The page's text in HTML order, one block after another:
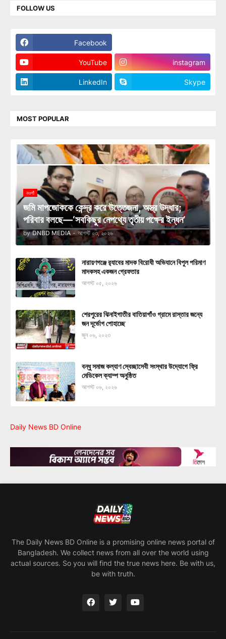
FOLLOW US
Facebook
YouTube instagram
LinkedIn Skype
MOST POPULAR
নওগাঁ
জমি মাপজোককে কেন্দ্র করে উত্তেজনা, অস্ত্র উদ্ধার;
পরিবার বলছে—‘সবকিছুর নেপথ্যে তৃতীয় পক্ষের ইন্ধন’
by DNBD MEDIA - আগস্ট ০৩, ২০২৬
নারায়ণগঞ্জে র‍্যাবের মাদক বিরোধী অভিযানে বিপুল পরিমাণ
মাদকসহ একজন গ্রেফতার
আগস্ট ০৫, ২০২৬
শেরপুরের ঝিনাইগাতীর বাতিয়াগাঁও গ্রামে রাস্তার জন্যে
জন দূর্ভোগ পোহাচ্ছে
জুন ০৬, ২০২৩
বন্ধু সমাজ কল্যাণ স্বেচ্ছাসেবী সংস্থার উদ্যোগে ফ্রি
মেডিকেল ক্যাম্প অনুষ্ঠিত
আগস্ট ০৬, ২০২৬
Daily News BD Online
The Daily News BD Online is a promising online news portal of
Bangladesh. We collect news from all over the world using
actual sources. So you will find the true news here. Be with us,
be with truth.